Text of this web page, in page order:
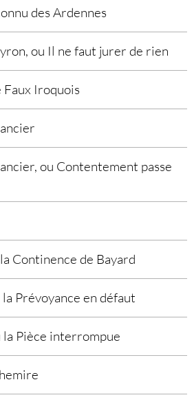
des Ardennes
ou Il ne faut jurer de rien
Faux Iroquois
ou Contentement passe
Continence de Bayard
Prévoyance en défaut
la Pièce interrompue